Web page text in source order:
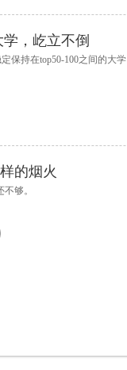
，屹立不倒
保持在top50-100之间的大学
的烟火
够。